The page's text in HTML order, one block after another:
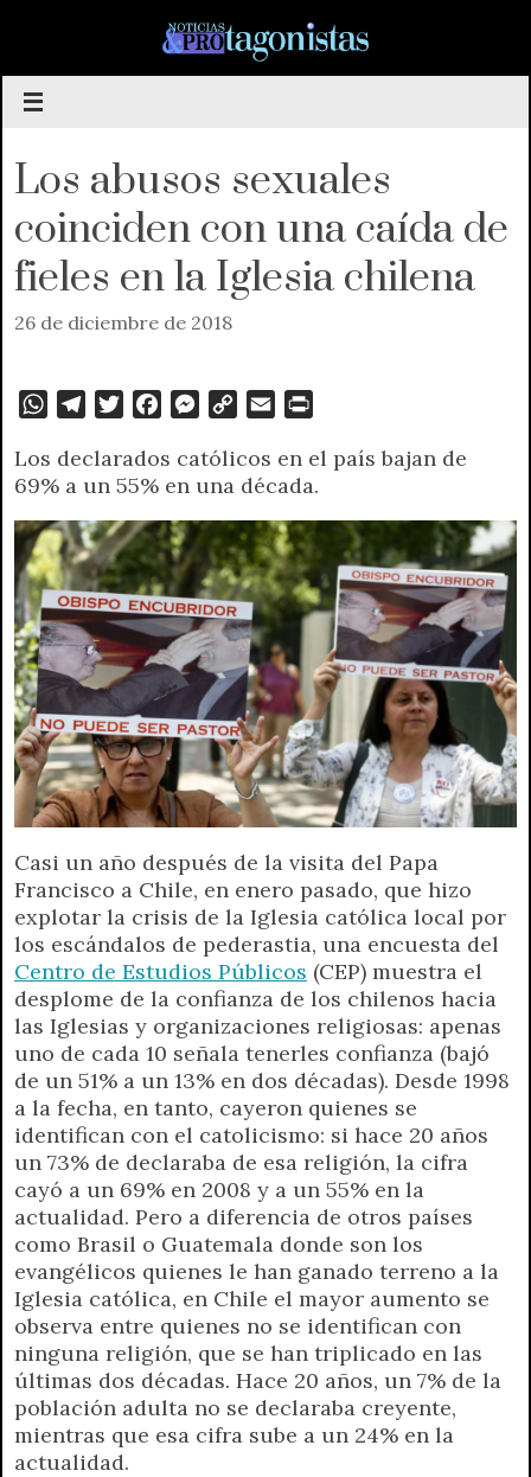
contenido
Los abusos sexuales
coinciden con una caída de
fieles en la Iglesia chilena
26 de diciembre de 2018
W
a
t
s
A
p
p
l
e
g
r
a
m
i
t
t
e
r
c
e
b
o
o
k
M
s
s
e
n
g
e
r
p
y
L
i
n
k
a
i
l
i
n
t
F
r
i
n
d
l
y
Los declarados católicos en el país bajan de
69% a un 55% en una década.
Casi un año después de la visita del Papa
Francisco a Chile, en enero pasado, que hizo
explotar la crisis de la Iglesia católica local por
los escándalos de pederastia, una encuesta del
Centro de Estudios Públicos (CEP) muestra el
desplome de la confianza de los chilenos hacia
las Iglesias y organizaciones religiosas: apenas
uno de cada 10 señala tenerles confianza (bajó
de un 51% a un 13% en dos décadas). Desde 1998
a la fecha, en tanto, cayeron quienes se
identifican con el catolicismo: si hace 20 años
un 73% de declaraba de esa religión, la cifra
cayó a un 69% en 2008 y a un 55% en la
actualidad. Pero a diferencia de otros países
como Brasil o Guatemala donde son los
evangélicos quienes le han ganado terreno a la
Iglesia católica, en Chile el mayor aumento se
observa entre quienes no se identifican con
ninguna religión, que se han triplicado en las
últimas dos décadas. Hace 20 años, un 7% de la
población adulta no se declaraba creyente,
mientras que esa cifra sube a un 24% en la
actualidad.